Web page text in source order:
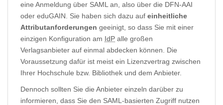
eine Anmeldung über SAML an, also über die DFN-AAI
oder eduGAIN. Sie haben sich dazu auf einheitliche
Attributanforderungen geeinigt, so dass Sie mit einer
einzigen Konfiguration am IdP alle großen
Verlagsanbieter auf einmal abdecken können. Die
Voraussetzung dafür ist meist ein Lizenzvertrag zwischen
Ihrer Hochschule bzw. Bibliothek und dem Anbieter.
Dennoch sollten Sie die Anbieter einzeln darüber zu
informieren, dass Sie den SAML-basierten Zugriff nutzen